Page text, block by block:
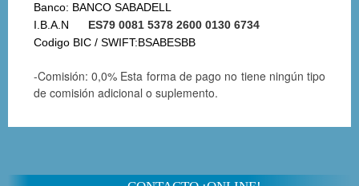
Banco: BANCO SABADELL
I.B.A.N
ES79 0081 5378 2600 0130 6734
Codigo BIC / SWIFT:BSABESBB
-Comisión: 0,0% Esta forma de pago no tiene ningún tipo
de comisión adicional o suplemento.